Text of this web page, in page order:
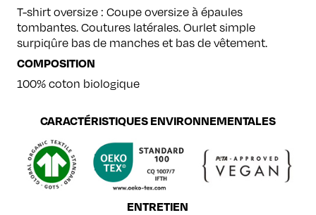
T-shirt oversize : Coupe oversize à épaules
tombantes. Coutures latérales. Ourlet simple
surpiqûre bas de manches et bas de vêtement.
COMPOSITION
100% coton biologique
CARACTÉRISTIQUES ENVIRONNEMENTALES
ENTRETIEN